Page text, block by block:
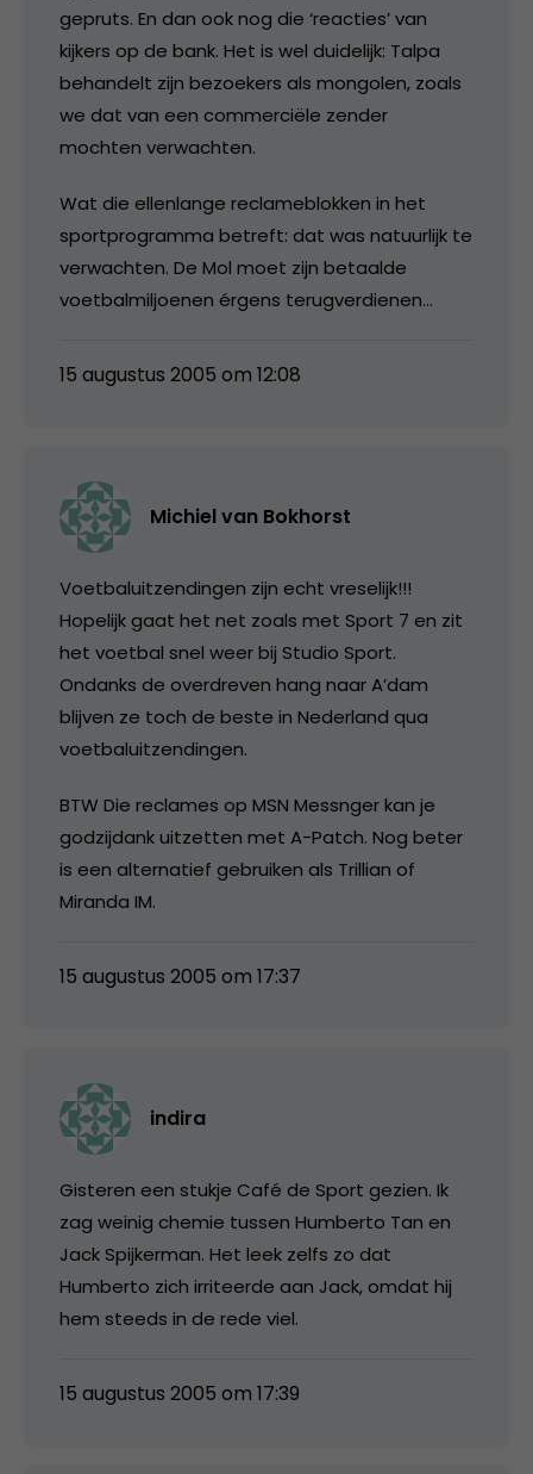
gepruts. En dan ook nog die ‘reacties’ van
kijkers op de bank. Het is wel duidelijk: Talpa
behandelt zijn bezoekers als mongolen, zoals
we dat van een commerciële zender
mochten verwachten.
Wat die ellenlange reclameblokken in het
sportprogramma betreft: dat was natuurlijk te
verwachten. De Mol moet zijn betaalde
voetbalmiljoenen érgens terugverdienen…
15 augustus 2005 om 12:08
Michiel van Bokhorst
Voetbaluitzendingen zijn echt vreselijk!!!
Hopelijk gaat het net zoals met Sport 7 en zit
het voetbal snel weer bij Studio Sport.
Ondanks de overdreven hang naar A’dam
blijven ze toch de beste in Nederland qua
voetbaluitzendingen.
BTW Die reclames op MSN Messnger kan je
godzijdank uitzetten met A-Patch. Nog beter
is een alternatief gebruiken als Trillian of
Miranda IM.
15 augustus 2005 om 17:37
indira
Gisteren een stukje Café de Sport gezien. Ik
zag weinig chemie tussen Humberto Tan en
Jack Spijkerman. Het leek zelfs zo dat
Humberto zich irriteerde aan Jack, omdat hij
hem steeds in de rede viel.
15 augustus 2005 om 17:39